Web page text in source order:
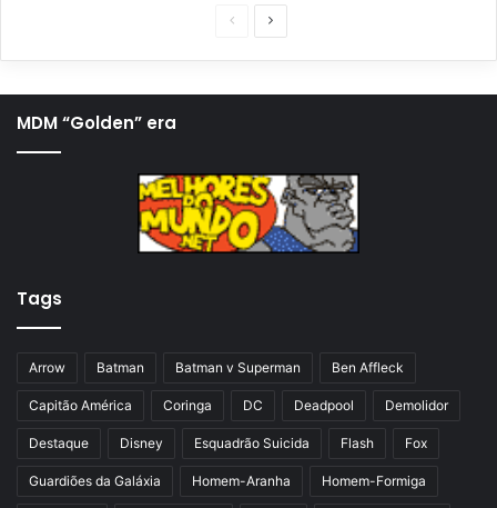
a
a
n
m
a
p
n
MDM “Golden” era
Tags
Arrow Batman Batman v Superman Ben Affleck
Capitão América Coringa DC Deadpool Demolidor
Destaque Disney Esquadrão Suicida Flash Fox
Guardiões da Galáxia Homem-Aranha Homem-Formiga